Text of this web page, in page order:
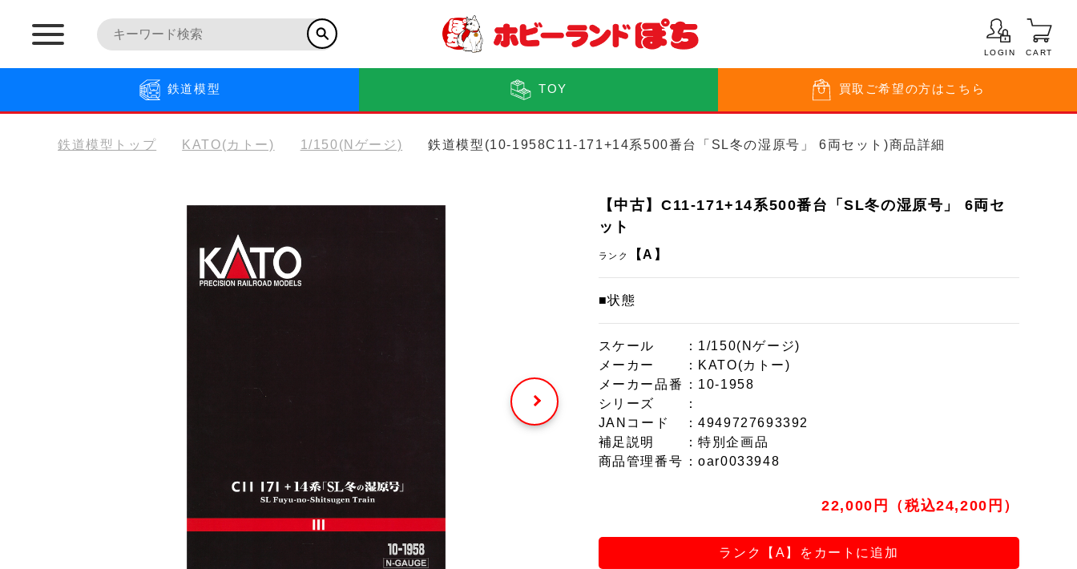
LOGIN CART
鉄道模型 TOY 買取 ご希望の方はこちら
鉄道模型トップ KATO(カトー) 1/150(Nゲージ) 鉄道模型(10-1958C11-171+14系500番台「SL冬の湿原号」 6両セット)商品詳細
【中古】C11-171+14系500番台「SL冬の湿原号」 6両セ
ット
ランク 【A】
■状態
スケール
：1/150(Nゲージ)
メーカー
：KATO(カトー)
メーカー品番
：10-1958
シリーズ
：
JANコード
：4949727693392
補足説明
：特別企画品
商品管理番号 ：oar0033948
22,000円（税込24,200円）
ランク【A】をカートに追加